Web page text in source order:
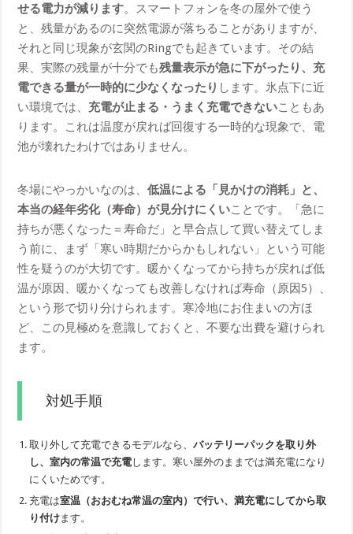
せる電力が減ります。スマートフォンを冬の屋外で使う
と、残量があるのに突然電源が落ちることがありますが、
それと同じ現象が玄関のRingでも起きています。その結
果、実際の残量が十分でも残量表示が急に下がったり、充
電できる量が一時的に少なくなったり します。氷点下に近
い環境では、 充電が止まる・うまく充電できないこともあ
ります。これは温度が戻れば回復する一時的な現象で、電
池が壊れたわけではありません。
冬場にやっかいなのは、低温による「見かけの消耗」と、
本当の経年劣化（寿命）が見分けにくいことです。「急に
持ちが悪くなった＝寿命だ」と早合点して買い替えてしま
う前に、まず「寒い時期だからかもしれない」という可能
性を疑うのが大切です。暖かくなってから持ちが戻れば低
温が原因、暖かくなっても改善しなければ寿命（原因5）、
という形で切り分けられます。寒冷地にお住まいの方ほ
ど、この見極めを意識しておくと、不要な出費を避けられ
ます。
対処手順
取り外して充電できるモデルなら、バッテリーパックを取り外
し、室内の常温で充電します。寒い屋外のままでは満充電になり
にくいためです。
充電は室温（おおむね常温の室内）で行い、満充電にしてから取
り付け ます。